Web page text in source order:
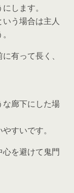
します。
う場合は主人
有って長く、
な廊下にした場
すいです。
を避けて鬼門